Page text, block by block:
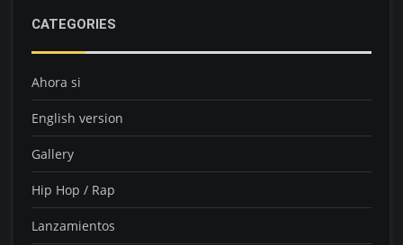
CATEGORIES
Ahora si
English version
Gallery
Hip Hop / Rap
Lanzamientos